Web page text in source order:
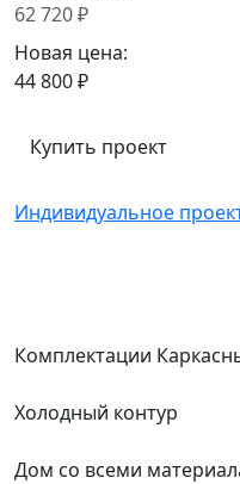
62 720 ₽
Новая цена:
44 800 ₽
Купить проект
Индивидуальное
Комплектации
Холодный контур
Дом со всеми